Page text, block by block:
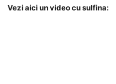
Vezi aici un video cu sulfina: